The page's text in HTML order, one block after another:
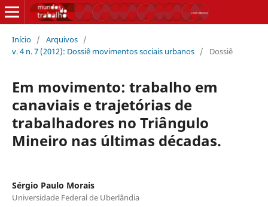
Início / Arquivos /
v. 4 n. 7 (2012): Dossiê movimentos sociais urbanos / Dossiê
Em movimento: trabalho em
canaviais e trajetórias de
trabalhadores no Triângulo
Mineiro nas últimas décadas.
Sérgio Paulo Morais
Universidade Federal de Uberlândia